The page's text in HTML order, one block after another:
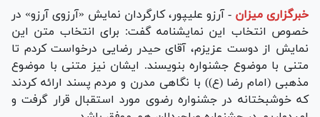
خبرگزاری میزان - آرزو علیپور، کارگردان نمایش «آرزوی آرزو» در
خصوص انتخاب این نمایشنامه گفت: برای انتخاب متن این
نمایش از دوست عزیزم، آقای حیدر رضایی درخواست کردم تا
متنی با موضوع جشنواره بنویسند. ایشان نیز متنی با موضوع
مذهبی (امام رضا (ع)) با نگاهی مدرن و مردم پسند ارائه کردند
که خوشبختانه در جشنواره رضوی مورد استقبال قرار گرفت و